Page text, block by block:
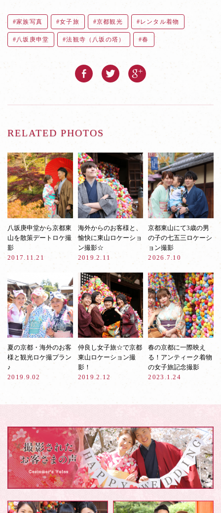
家族写真 女子旅 京都観光 レンタル着物
八坂庚申堂 法観寺（八坂の塔） 春
RELATED PHOTOS
八坂庚申堂から京都東
山を散策デートロケ撮
影
2017.11.21
海外からのお客様と、
愉快に東山ロケーショ
ン撮影☆
2019.2.11
京都東山にて3歳の男
の子の七五三ロケーシ
ョン撮影
2026.7.10
夏の京都・海外のお客
様と観光ロケ撮プラン
♪
2019.9.02
仲良し女子旅☆で京都
東山ロケーション撮
影！
2019.2.12
春の京都に一際映え
る！アンティーク着物
の女子旅記念撮影
2023.1.24